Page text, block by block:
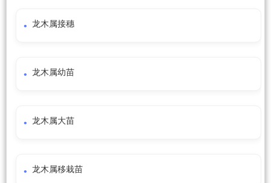
龙木属接穗
龙木属幼苗
龙木属大苗
龙木属移栽苗